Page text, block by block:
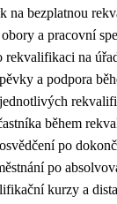
na bezplatnou
a pracovní
rekvalifikaci na
a podpora
během
po
po
kurzy a